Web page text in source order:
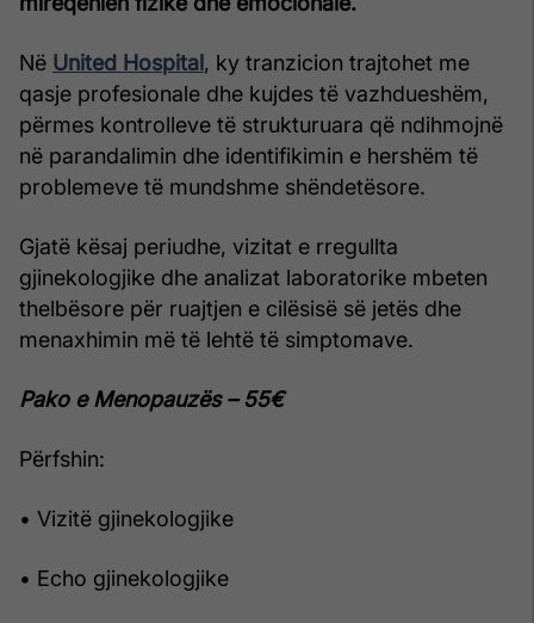
Në United Hospital , ky tranzicion trajtohet me
qasje profesionale dhe kujdes të vazhdueshëm,
përmes kontrolleve të strukturuara që ndihmojnë
në parandalimin dhe identifikimin e hershëm të
problemeve të mundshme shëndetësore.
Gjatë kësaj periudhe, vizitat e rregullta
gjinekologjike dhe analizat laboratorike mbeten
thelbësore për ruajtjen e cilësisë së jetës dhe
menaxhimin më të lehtë të simptomave.
Pako e Menopauzës – 55€
Përfshin:
• Vizitë gjinekologjike
• Echo gjinekologjike